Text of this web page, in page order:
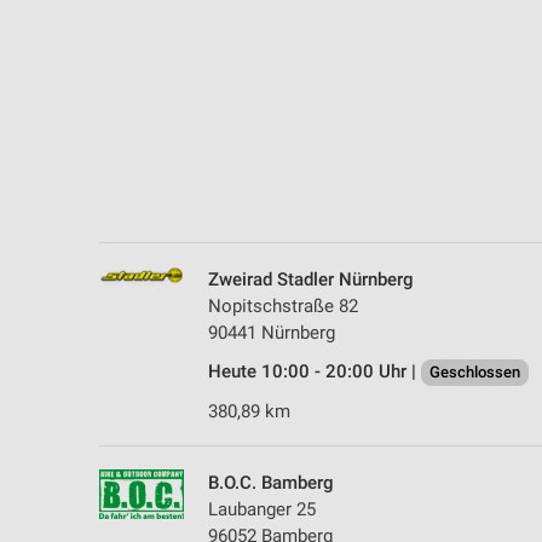
Zweirad Stadler Nürnberg
Nopitschstraße 82
90441 Nürnberg
Heute 10:00 - 20:00 Uhr |
Geschlossen
380,89 km
B.O.C. Bamberg
Laubanger 25
96052 Bamberg
Verwendung genauer Standortdaten
Geräte anhand von aktiv angeforderten Informationen
Funktional